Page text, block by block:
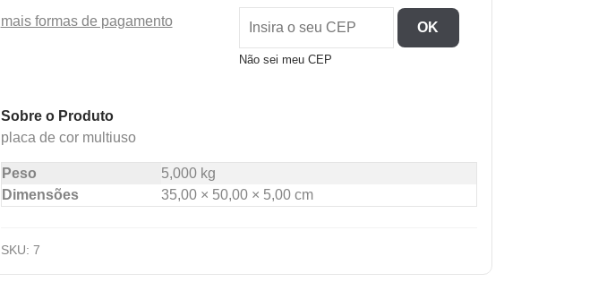
mais formas de pagamento
Corte
10X300x500
Branca
OK
Não sei meu CEP
Sobre o Produto
placa de cor multiuso
Peso
5,000 kg
Dimensões
35,00 × 50,00 × 5,00 cm
SKU: 7